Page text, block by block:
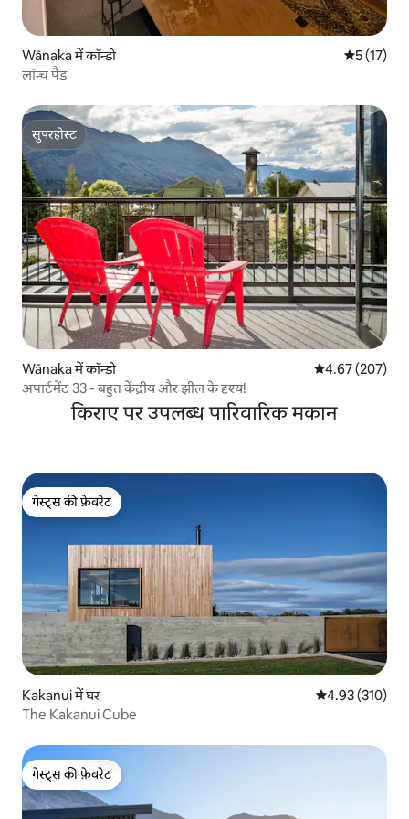
Wānaka में कॉन्डो औसत रेटिंग
5 (17)
लॉन्च पैड
सुपरहोस्ट
सुपरहोस्ट
Wānaka में कॉन्डो औसत रेटिंग 5 में से
4.67 (207)
अपार्टमेंट 33 - बहुत केंद्रीय और झील के दृश्य!
किराए पर उपलब्ध पारिवारिक मकान
गेस्ट्स की फ़ेवरेट
गेस्ट्स की फ़ेवरेट
Kakanui में घर औसत रेटिंग 5 में से
4.93 (310)
The Kakanui Cube
गेस्ट्स की फ़ेवरेट
गेस्ट्स की फ़ेवरेट